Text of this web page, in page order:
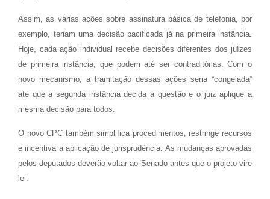
Assim, as várias ações sobre assinatura básica de telefonia, por
exemplo, teriam uma decisão pacificada já na primeira instância.
Hoje, cada ação individual recebe decisões diferentes dos juízes
de primeira instância, que podem até ser contraditórias. Com o
novo mecanismo, a tramitação dessas ações seria “congelada”
até que a segunda instância decida a questão e o juiz aplique a
mesma decisão para todos.
O novo CPC também simplifica procedimentos, restringe recursos
e incentiva a aplicação de jurisprudência. As mudanças aprovadas
pelos deputados deverão voltar ao Senado antes que o projeto vire
lei.